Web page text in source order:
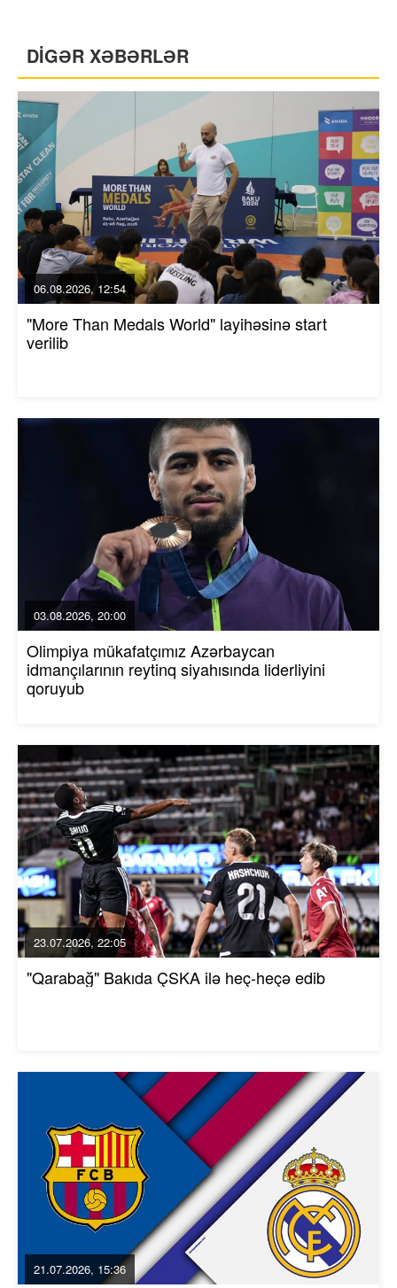
DİGƏR XƏBƏRLƏR
06.08.2026, 12:54
"More Than Medals World" layihəsinə start
verilib
03.08.2026, 20:00
Olimpiya mükafatçımız Azərbaycan
idmançılarının reytinq siyahısında liderliyini
qoruyub
23.07.2026, 22:05
"Qarabağ" Bakıda ÇSKA ilə heç-heçə edib
21.07.2026, 15:36